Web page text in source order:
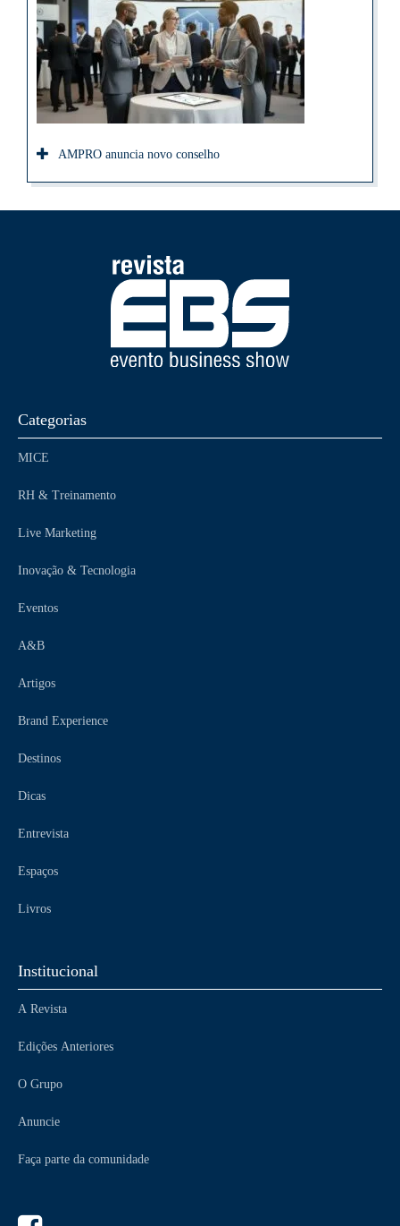
AMPRO anuncia novo conselho
Categorias
MICE
RH & Treinamento
Live Marketing
Inovação & Tecnologia
Eventos
A&B
Artigos
Brand Experience
Destinos
Dicas
Entrevista
Espaços
Livros
Institucional
A Revista
Edições Anteriores
O Grupo
Anuncie
Faça parte da comunidade